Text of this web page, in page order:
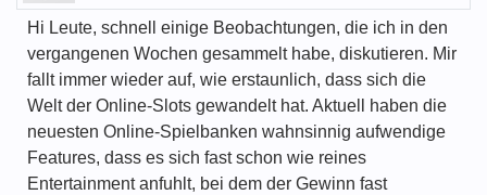
Hi Leute, schnell einige Beobachtungen, die ich in den
vergangenen Wochen gesammelt habe, diskutieren. Mir
fallt immer wieder auf, wie erstaunlich, dass sich die
Welt der Online-Slots gewandelt hat. Aktuell haben die
neuesten Online-Spielbanken wahnsinnig aufwendige
Features, dass es sich fast schon wie reines
Entertainment anfuhlt, bei dem der Gewinn fast